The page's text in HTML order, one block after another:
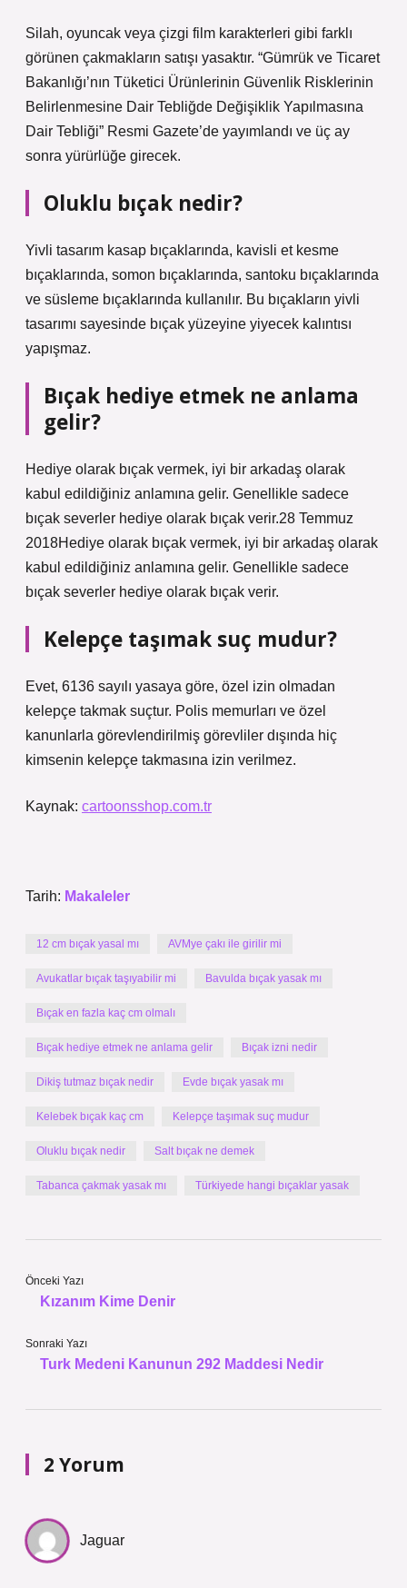
Silah, oyuncak veya çizgi film karakterleri gibi farklı
görünen çakmakların satışı yasaktır. “Gümrük ve Ticaret
Bakanlığı’nın Tüketici Ürünlerinin Güvenlik Risklerinin
Belirlenmesine Dair Tebliğde Değişiklik Yapılmasına
Dair Tebliği” Resmi Gazete’de yayımlandı ve üç ay
sonra yürürlüğe girecek.
Oluklu bıçak nedir?
Yivli tasarım kasap bıçaklarında, kavisli et kesme
bıçaklarında, somon bıçaklarında, santoku bıçaklarında
ve süsleme bıçaklarında kullanılır. Bu bıçakların yivli
tasarımı sayesinde bıçak yüzeyine yiyecek kalıntısı
yapışmaz.
Bıçak hediye etmek ne anlama
gelir?
Hediye olarak bıçak vermek, iyi bir arkadaş olarak
kabul edildiğiniz anlamına gelir. Genellikle sadece
bıçak severler hediye olarak bıçak verir.28 Temmuz
2018Hediye olarak bıçak vermek, iyi bir arkadaş olarak
kabul edildiğiniz anlamına gelir. Genellikle sadece
bıçak severler hediye olarak bıçak verir.
Kelepçe taşımak suç mudur?
Evet, 6136 sayılı yasaya göre, özel izin olmadan
kelepçe takmak suçtur. Polis memurları ve özel
kanunlarla görevlendirilmiş görevliler dışında hiç
kimsenin kelepçe takmasına izin verilmez.
Kaynak: cartoonsshop.com.tr
Tarih: Makaleler
12 cm bıçak yasal mı AVMye çakı ile girilir mi
Avukatlar bıçak taşıyabilir mi Bavulda bıçak yasak mı
Bıçak en fazla kaç cm olmalı
Bıçak hediye etmek ne anlama gelir Bıçak izni nedir
Dikiş tutmaz bıçak nedir Evde bıçak yasak mı
Kelebek bıçak kaç cm Kelepçe taşımak suç mudur
Oluklu bıçak nedir Salt bıçak ne demek
Tabanca çakmak yasak mı Türkiyede hangi bıçaklar yasak
Önceki Yazı
Kızanım Kime Denir
Sonraki Yazı
Turk Medeni Kanunun 292 Maddesi Nedir
2 Yorum
Jaguar